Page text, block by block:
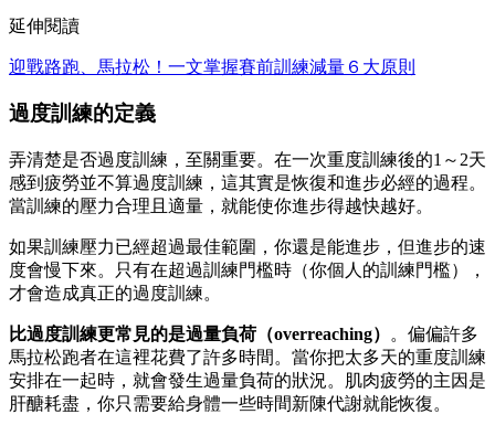
延伸閱讀
迎戰路跑、馬拉松！一文掌握賽前訓練減量６大原則
過度訓練的定義
弄清楚是否過度訓練，至關重要。在一次重度訓練後的1～2天
感到疲勞並不算過度訓練，這其實是恢復和進步必經的過程。
當訓練的壓力合理且適量，就能使你進步得越快越好。
如果訓練壓力已經超過最佳範圍，你還是能進步，但進步的速
度會慢下來。只有在超過訓練門檻時（你個人的訓練門檻），
才會造成真正的過度訓練。
比過度訓練更常見的是過量負荷（overreaching）
。偏偏許多
馬拉松跑者在這裡花費了許多時間。當你把太多天的重度訓練
安排在一起時，就會發生過量負荷的狀況。肌肉疲勞的主因是
肝醣耗盡，你只需要給身體一些時間新陳代謝就能恢復。